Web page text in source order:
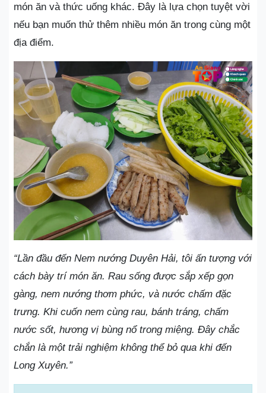
món ăn và thức uống khác. Đây là lựa chọn tuyệt vời
nếu bạn muốn thử thêm nhiều món ăn trong cùng một
địa điểm.
“Lần đầu đến Nem nướng Duyên Hải, tôi ấn tượng với
cách bày trí món ăn. Rau sống được sắp xếp gọn
gàng, nem nướng thơm phức, và nước chấm đặc
trưng. Khi cuốn nem cùng rau, bánh tráng, chấm
nước sốt, hương vị bùng nổ trong miệng. Đây chắc
chắn là một trải nghiệm không thể bỏ qua khi đến
Long Xuyên.”